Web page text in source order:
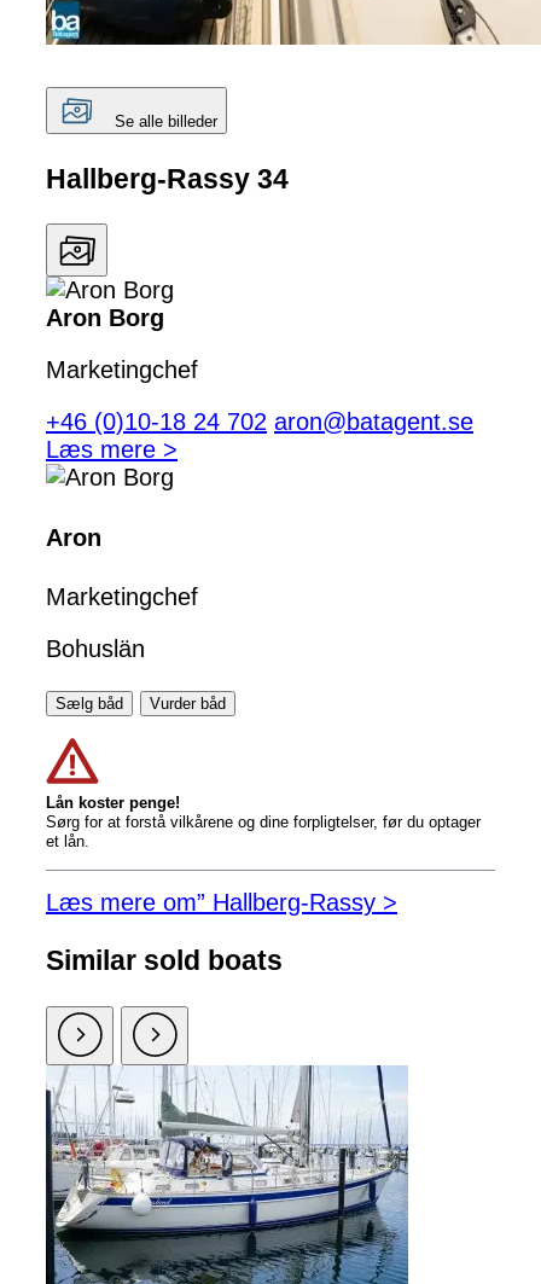
Se alle billeder
Hallberg-Rassy 34
Aron Borg
Marketingchef
+46 (0)10-18 24 702 aron@batagent.se
Læs mere >
Aron
Marketingchef
Bohuslän
Sælg båd Vurder båd
Lån koster penge!
Sørg for at forstå vilkårene og dine forpligtelser, før du optager
et lån.
Læs mere om” Hallberg-Rassy >
Similar sold boats